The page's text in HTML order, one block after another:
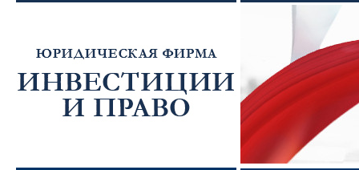
«Инвестиции
и право»о